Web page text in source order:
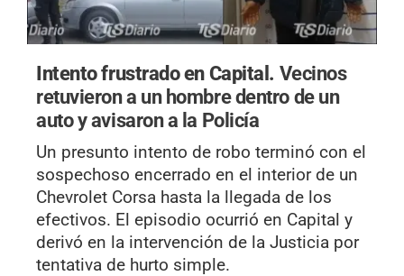
Intento frustrado en Capital. Vecinos
retuvieron a un hombre dentro de un
auto y avisaron a la Policía
Un presunto intento de robo terminó con el
sospechoso encerrado en el interior de un
Chevrolet Corsa hasta la llegada de los
efectivos. El episodio ocurrió en Capital y
derivó en la intervención de la Justicia por
tentativa de hurto simple.